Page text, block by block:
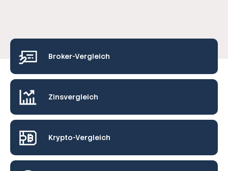
Broker-Vergleich
Zinsvergleich
Krypto-Vergleich